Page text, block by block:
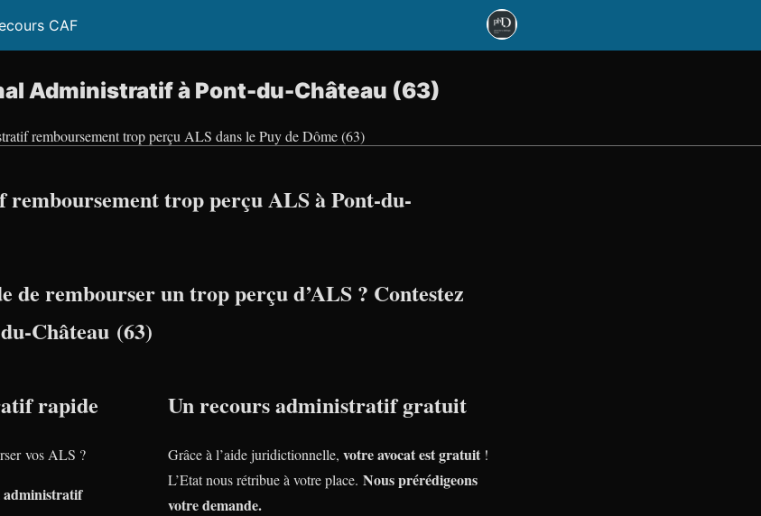
CAF
Administratif à Pont-du-Château (63)
remboursement trop perçu ALS dans le Puy de Dôme (63)
trop perçu ALS à Pont-du-
de rembourser un trop perçu d’ALS ? Contestez
Château (63)
rapide
vos ALS ?
administratif
Un recours administratif gratuit
Grâce à l’aide juridictionnelle, votre avocat est gratuit !
L’Etat nous rétribue à votre place. Nous prérédigeons
votre demande.